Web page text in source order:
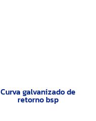
Curva galvanizado de
retorno bsp